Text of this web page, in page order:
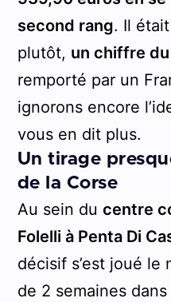
second rang. Il
plutôt, un chiffre
remporté par un
ignorons encore
vous en dit plus.
Un tirage
de la Corse
Au sein du centre
Folelli à Penta Di
décisif s’est joué le
de 2 semaines